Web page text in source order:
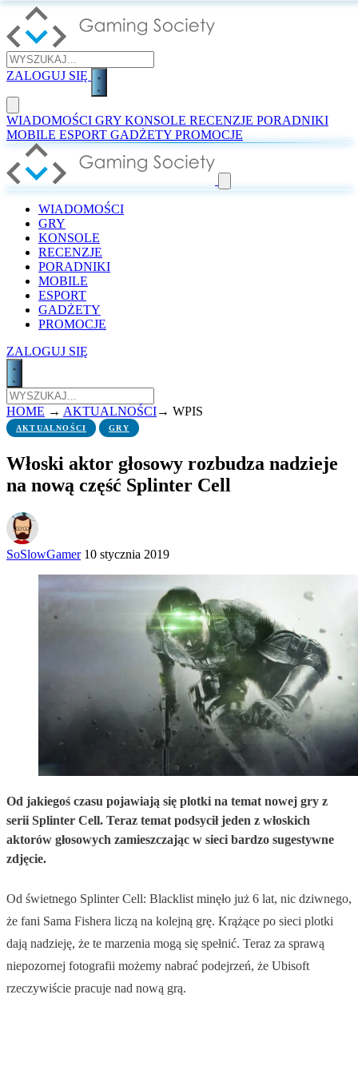
ZALOGUJ SIĘ
WIADOMOŚCI GRY KONSOLE RECENZJE PORADNIKI
MOBILE ESPORT GADŻETY PROMOCJE
WIADOMOŚCI
GRY
KONSOLE
RECENZJE
PORADNIKI
MOBILE
ESPORT
GADŻETY
PROMOCJE
ZALOGUJ SIĘ
HOME → AKTUALNOŚCI→ WPIS
AKTUALNOŚCI GRY
Włoski aktor głosowy rozbudza nadzieje
na nową część Splinter Cell
SoSlowGamer 10 stycznia 2019
Od jakiegoś czasu pojawiają się plotki na temat nowej gry z
serii Splinter Cell. Teraz temat podsycił jeden z włoskich
aktorów głosowych zamieszczając w sieci bardzo sugestywne
zdjęcie.
Od świetnego Splinter Cell: Blacklist minęło już 6 lat, nic dziwnego,
że fani Sama Fishera liczą na kolejną grę. Krążące po sieci plotki
dają nadzieję, że te marzenia mogą się spełnić. Teraz za sprawą
niepozornej fotografii możemy nabrać podejrzeń, że Ubisoft
rzeczywiście pracuje nad nową grą.